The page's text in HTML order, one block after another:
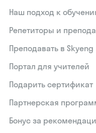
Наш подход к
Репетиторы и
Преподавать в Skyeng
Портал для учителей
Подарить сертификат
Партнерская
Бонус за